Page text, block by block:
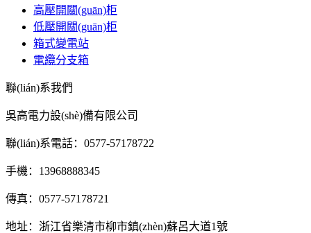
高壓開關(guān)柜
低壓開關(guān)柜
箱式變電站
電纜分支箱
聯(lián)系我們
吳高電力設(shè)備有限公司
聯(lián)系電話：0577-57178722
手機：13968888345
傳真：0577-57178721
地址：浙江省樂清市柳市鎮(zhèn)蘇呂大道1號